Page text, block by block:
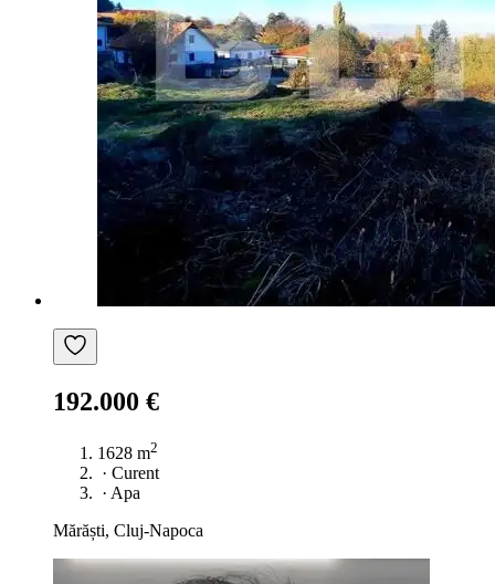
192.000 €
1628 m2
· Curent
· Apa
Mărăști, Cluj-Napoca